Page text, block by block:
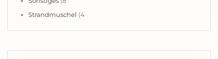
Strandmuschel (4